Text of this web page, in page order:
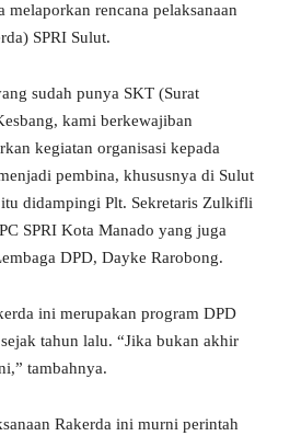
melaporkan rencana pelaksanaan
SPRI Sulut.
sudah punya SKT (Surat
kami berkewajiban
kegiatan organisasi kepada
pembina, khususnya di Sulut
didampingi Plt. Sekretaris Zulkifli
SPRI Kota Manado yang juga
DPD, Dayke Rarobong.
ini merupakan program DPD
tahun lalu. “Jika bukan akhir
tambahnya.
Rakerda ini murni perintah